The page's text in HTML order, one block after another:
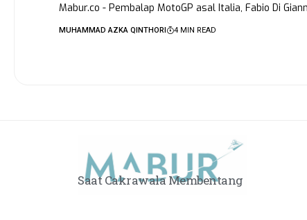
Mabur.co - Pembalap MotoGP asal Italia, Fabio Di
MUHAMMAD AZKA QINTHORI 4 MIN READ
Saat Cakrawala Membentang